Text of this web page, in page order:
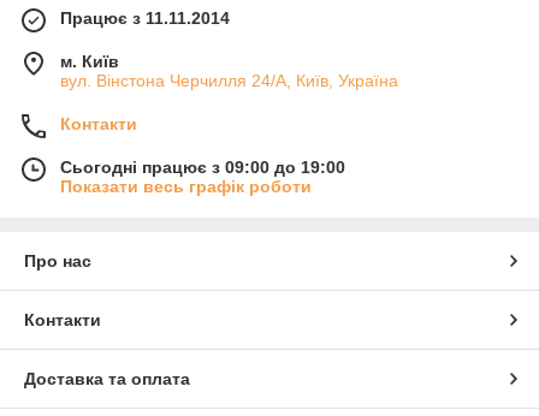
Працює з 11.11.2014
м. Київ
вул. Вінстона Черчилля 24/А, Київ, Україна
Контакти
Сьогодні працює з 09:00 до 19:00
Показати весь графік роботи
Про нас
Контакти
Доставка та оплата